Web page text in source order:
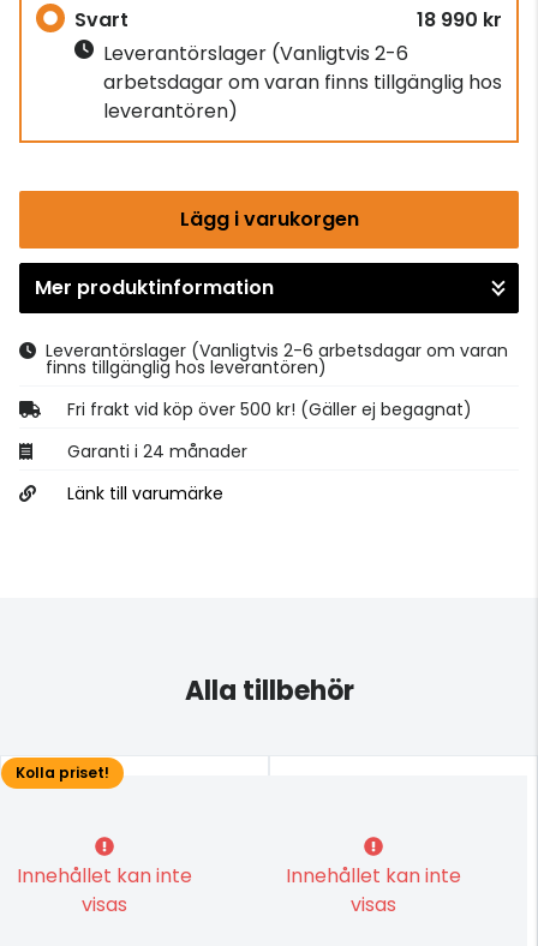
Svart
18 990 kr
Leverantörslager (Vanligtvis 2-6
arbetsdagar om varan finns tillgänglig hos
leverantören)
Lägg i varukorgen
Gå till kassan
Mer produktinformation
Leverantörslager (Vanligtvis 2-6 arbetsdagar om varan
finns tillgänglig hos leverantören)
Fri frakt vid köp över 500 kr! (Gäller ej begagnat)
Garanti i 24 månader
Länk till varumärke
Alla tillbehör
Innehållet kan inte
visas
Kolla priset!
Innehållet kan inte
visas